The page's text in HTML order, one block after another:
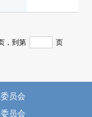
， 到第 页
员会
员会